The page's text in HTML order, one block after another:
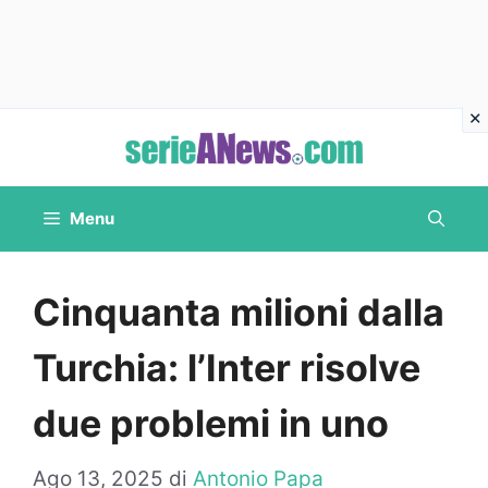
contenuto
Menu
Cinquanta milioni dalla
Turchia: l’Inter risolve
due problemi in uno
Ago 13, 2025 di Antonio Papa